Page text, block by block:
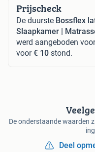
Prijscheck
De duurste Bossflex
Slaapkamer |
werd aangeboden
voor€ 10 stond.
De onderstaande waarden
Deel